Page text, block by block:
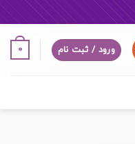
ورود / ثبت نام 0